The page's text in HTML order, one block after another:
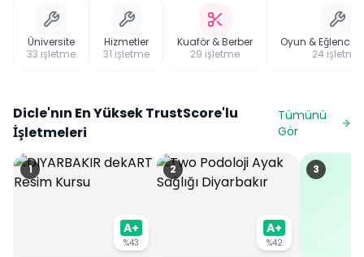
Üniversite
33 işletme
Hizmetler
31 işletme
Kuaför & Berber
29 işletme
Oyun & Eğlence
24 işletme
Dicle'nın En Yüksek TrustScore'lu
İşletmeleri
Tümünü
Gör
1
A+
%43
2
A+
%42
3